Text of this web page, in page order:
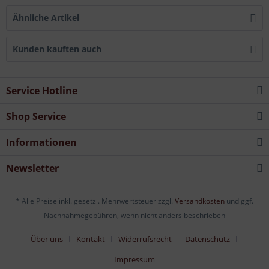
Ähnliche Artikel
Kunden kauften auch
Service Hotline
Shop Service
Informationen
Newsletter
* Alle Preise inkl. gesetzl. Mehrwertsteuer zzgl. Versandkosten und ggf.
Nachnahmegebühren, wenn nicht anders beschrieben
Über uns Kontakt Widerrufsrecht
Datenschutz
Impressum